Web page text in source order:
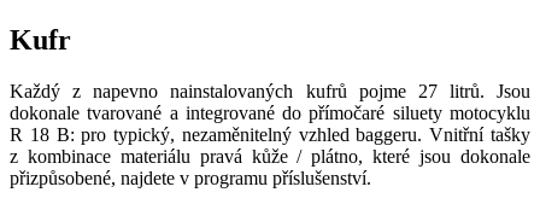
Kufr
Každý z napevno nainstalovaných kufrů pojme 27 litrů. Jsou
dokonale tvarované a integrované do přímočaré siluety motocyklu
R 18 B: pro typický, nezaměnitelný vzhled baggeru. Vnitřní tašky
z kombinace materiálu pravá kůže / plátno, které jsou dokonale
přizpůsobené, najdete v programu příslušenství.